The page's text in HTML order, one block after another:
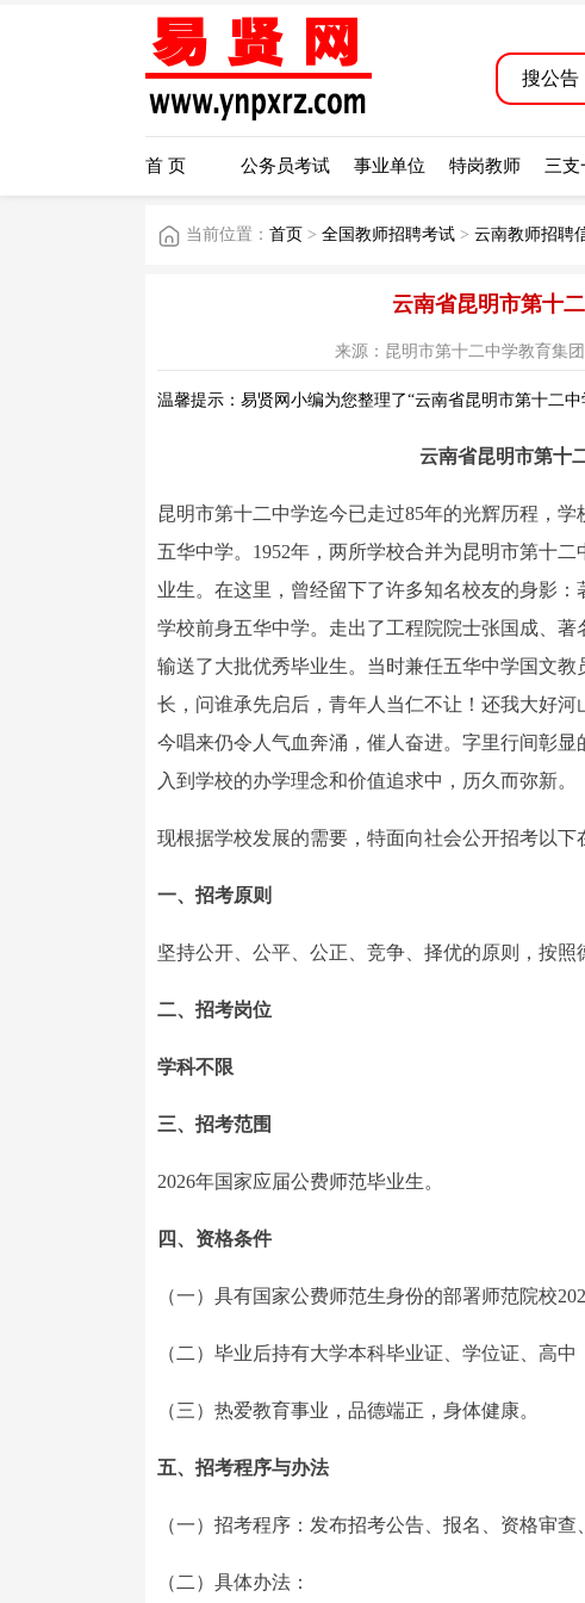
搜公告
首 页 公务员考试 事业单位 特岗教师 三支
当前位置： 首页 > 全国教师招聘考试 > 云南教师招聘
云南省昆明市第十
来源：昆明市第十二中学教育集
温馨提示：易贤网小编为您整理了“云南省昆明市第十二
云南省昆明市第十
昆明市第十二中学迄今已走过85年的光辉历程，
五华中学。1952年，两所学校合并为昆明市第十
业生。在这里，曾经留下了许多知名校友的身影
学校前身五华中学。走出了工程院院士张国成、
输送了大批优秀毕业生。当时兼任五华中学国文
长，问谁承先启后，青年人当仁不让！还我大好
今唱来仍令人气血奔涌，催人奋进。字里行间彰
入到学校的办学理念和价值追求中，历久而弥新。
现根据学校发展的需要，特面向社会公开招考以下
一、招考原则
坚持公开、公平、公正、竞争、择优的原则，按
二、招考岗位
学科不限
三、招考范围
2026年国家应届公费师范毕业生。
四、资格条件
（一）具有国家公费师范生身份的部署师范院校
（二）毕业后持有大学本科毕业证、学位证、高
（三）热爱教育事业，品德端正，身体健康。
五、招考程序与办法
（一）招考程序：发布招考公告、报名、资格审查
（二）具体办法：